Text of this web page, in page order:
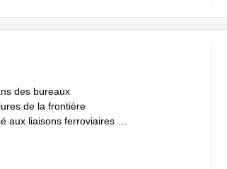
des bureaux
de la frontière
aux liaisons ferroviaires et